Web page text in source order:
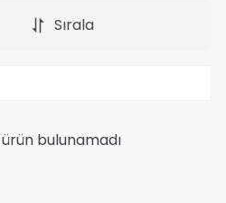
Sırala
ürün bulunamadı